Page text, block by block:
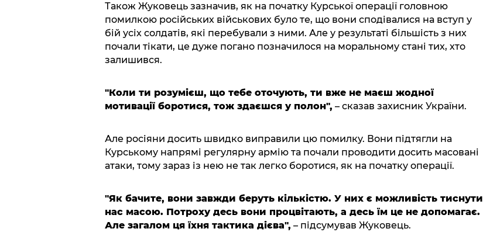
Також Жуковець зазначив, як на початку Курської операції головною
помилкою російських військових було те, що вони сподівалися на вступ у
бій усіх солдатів, які перебували з ними. Але у результаті більшість з них
почали тікати, це дуже погано позначилося на моральному стані тих, хто
залишився.
"Коли ти розумієш, що тебе оточують, ти вже не маєш жодної
мотивації боротися, тож здаєшся у полон", – сказав захисник України.
Але росіяни досить швидко виправили цю помилку. Вони підтягли на
Курському напрямі регулярну армію та почали проводити досить масовані
атаки, тому зараз із нею не так легко боротися, як на початку операції.
"Як бачите, вони завжди беруть кількістю. У них є можливість тиснути
нас масою. Потроху десь вони процвітають, а десь їм це не допомагає.
Але загалом ця їхня тактика дієва", – підсумував Жуковець.